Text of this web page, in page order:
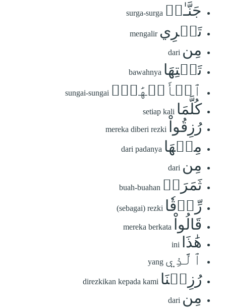
جَنَّـٰتٖ surga-surga
تَجۡرِي mengalir
مِن dari
تَحۡتِهَا bawahnya
ٱلۡأَنۡهَٰرُۖ sungai-sungai
كُلَّمَا setiap kali
رُزِقُواْ mereka diberi rezki
مِنۡهَا dari padanya
مِن dari
ثَمَرَةٖ buah-buahan
رِّزۡقٗا (sebagai) rezki
قَالُواْ mereka berkata
هَٰذَا ini
ٱلَّذِي yang
رُزِقۡنَا direzkikan kepada kami
مِن dari